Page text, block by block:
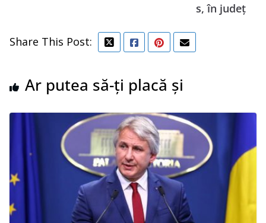
s, în județ
Share This Post:
Ar putea să-ți placă și